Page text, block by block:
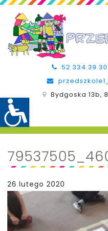
52 334 39 30
Bydgoska 13b,
26 lutego 2020